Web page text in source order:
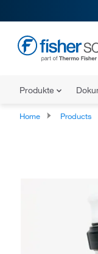
Produkte
Home Products